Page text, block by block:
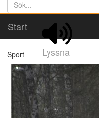
Start
Lyssna
Sport